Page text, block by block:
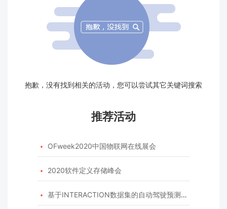
抱歉，没有找到相关的活动，您可以尝试其它关键词搜索
推荐活动
 OFweek2020中国物联网在线展会
 2020软件定义存储峰会
 基于INTERACTION数据集的自动驾驶预测模型挑战赛